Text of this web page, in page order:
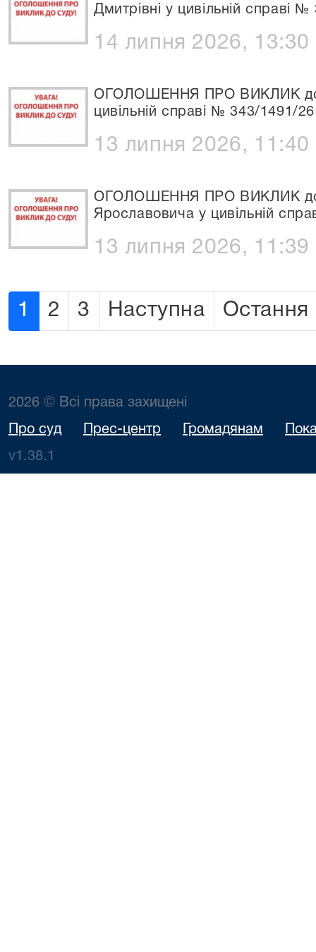
Дмитрівні у цивільній справі
14 липня 2026, 13:30
ОГОЛОШЕННЯ ПРО ВИКЛИК до
цивільній справі № 343/1491/26
13 липня 2026, 11:40
ОГОЛОШЕННЯ ПРО ВИКЛИК до
Ярославовича у цивільній
13 липня 2026, 11:39
1 2 3 Наступна Остання
2026 © Всі права захищені
Про суд Прес-центр Громадянам
v1.38.1